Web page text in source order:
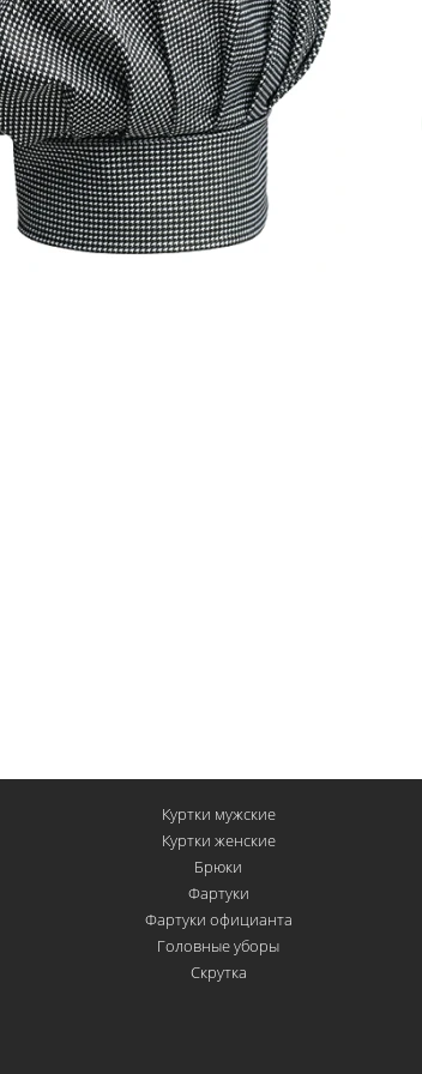
Куртки мужские
Куртки женские
Брюки
Фартуки
Фартуки официанта
Головные уборы
Скрутка